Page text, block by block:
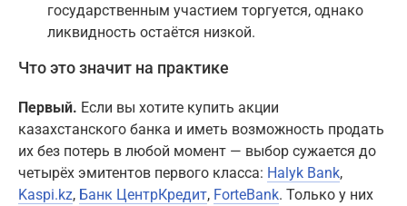
государственным участием торгуется, однако
ликвидность остаётся низкой.
Что это значит на практике
Первый. Если вы хотите купить акции
казахстанского банка и иметь возможность продать
их без потерь в любой момент — выбор сужается до
четырёх эмитентов первого класса: Halyk Bank,
Kaspi.kz, Банк ЦентрКредит, ForteBank. Только у них